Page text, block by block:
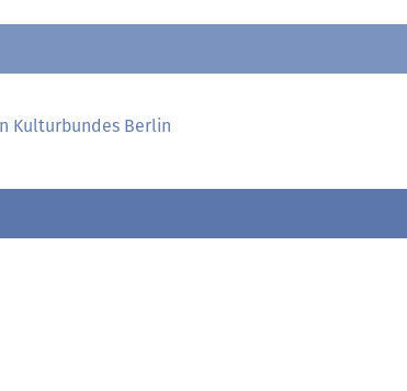
Kulturbundes Berlin